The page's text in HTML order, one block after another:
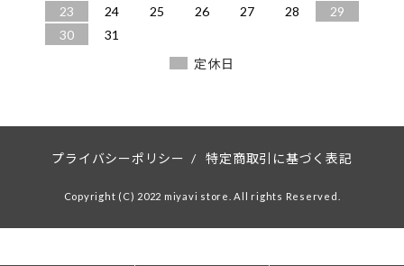
23
24 25 26 27 28
29
30
31
定休日
プライバシーポリシー / 特定商取引に基づく表記
Copyright (C) 2022 miyavi store. All rights Reserved.